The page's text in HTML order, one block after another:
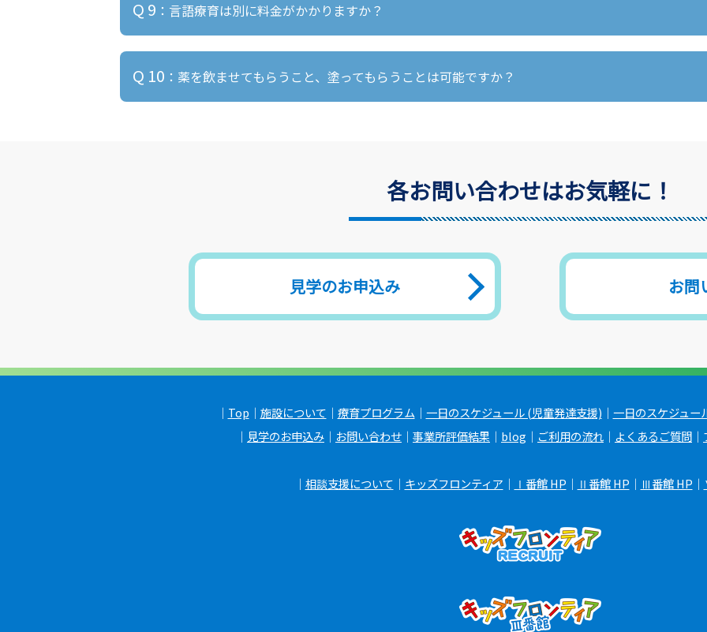
但し、宿題に費やす時間は療育に支障のない時間となります（約30分程度）
Q 9 ：言語療育は別に料金がかかりますか？
Q 10 ：薬を飲ませてもらうこと、塗ってもらうことは可能ですか？
各お問い合わせはお気軽に！
見学のお申込み お問
｜ Top ｜ 施設について ｜ 療育プログラム ｜ 一日のスケジュール (児童発達支援) ｜ 一日のスケジュー
｜ 見学のお申込み ｜ お問い合わせ ｜ 事業所評価結果 ｜ blog ｜ ご利用の流れ ｜ よくあるご質問 ｜
｜ 相談支援について ｜ キッズフロンティア ｜ Ⅰ番館 HP ｜ Ⅱ番館 HP ｜ Ⅲ番館 HP ｜